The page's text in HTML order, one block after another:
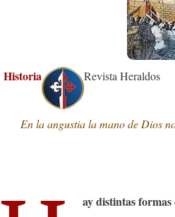
Historia Revista Heraldos
En la angustia la mano de Dios
ay distintas